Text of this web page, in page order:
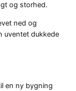
og storhed.
ned og
uventet dukkede
en ny bygning